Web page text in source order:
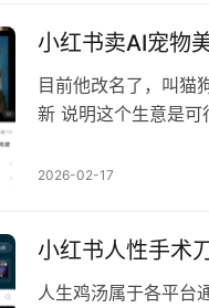
小红书卖AI宠物
目前他改名了，叫猫
新 说明这个生意是可
真实现状就是宠物吃
2026-02-17
小红书人性手术
人生鸡汤属于各平台